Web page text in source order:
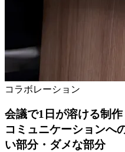
コラボレーション
会議で1日が溶ける制
コミュニケーションへ
い部分・ダメな部分